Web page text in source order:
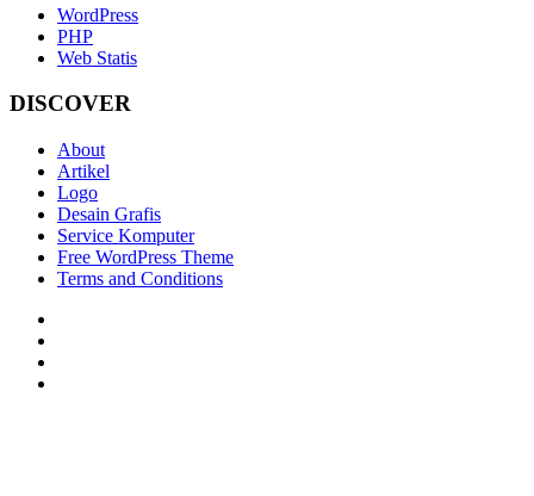
WordPress
PHP
Web Statis
DISCOVER
About
Artikel
Logo
Desain Grafis
Service Komputer
Free WordPress Theme
Terms and Conditions